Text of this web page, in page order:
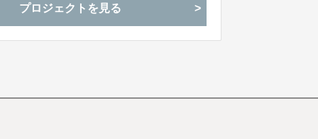
プロジェクトを見る